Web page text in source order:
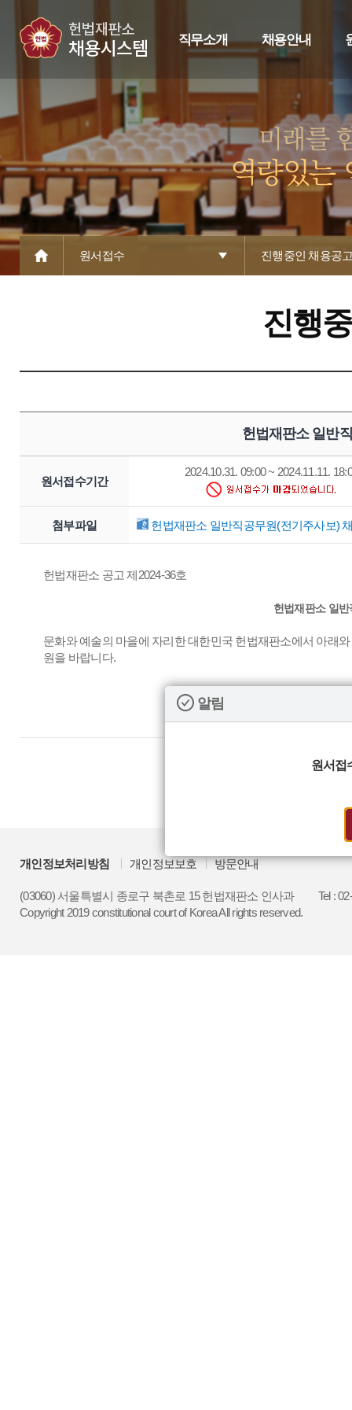
직무소개 채용안내
원서접수 진행중인 채용공
진행
헌법재판소 일반
원서접수기간
2024.10.31. 09:00 ~ 2024.11.11.
첨부파일 헌법재판소 일반직공무원(전기주사보)
헌법재판소 공고 제2024-36호
헌법재판소 일
문화와 예술의 마을에 자리한 대한민국 헌법재판소에서 아래
원을 바랍니다.
개인정보처리방침 개인정보보호 방문안내
(03060) 서울특별시 종로구 북촌로 15 헌법재판소 인사과
Tel :
Copyright 2019 constitutional court of Korea All rights reserved.
알림
원서접